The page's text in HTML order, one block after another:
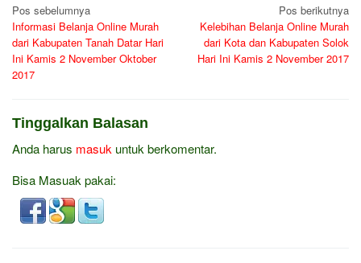
Navigasi
pos
Pos sebelumnya
Informasi Belanja Online Murah
dari Kabupaten Tanah Datar Hari
Ini Kamis 2 November Oktober
2017
Pos berikutnya
Kelebihan Belanja Online Murah
dari Kota dan Kabupaten Solok
Hari Ini Kamis 2 November 2017
Tinggalkan Balasan
Anda harus masuk untuk berkomentar.
Bisa Masuak pakai: